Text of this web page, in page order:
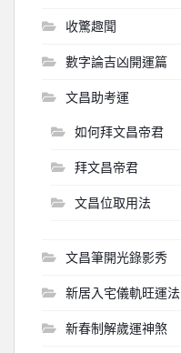
收驚趣聞
數字論吉凶開運篇
文昌助考運
如何拜文昌帝君
拜文昌帝君
文昌位取用法
文昌筆開光錄影秀
新居入宅儀軌旺運法
新春制解歲運神煞